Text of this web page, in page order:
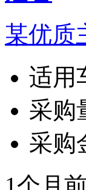
某优质
适用
采购
采购